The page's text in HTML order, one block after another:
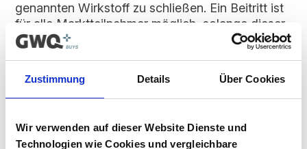
Zustimmung Details Über Cookies
Wir verwenden auf dieser Website Dienste und
Technologien wie Cookies und vergleichbare
genannten Wirkstoff zu schließen. Ein Beitritt ist
für alle Marktteilnehmer möglich, solange dieser
Vertrag im Vergabeportal gelistet ist.
Vertragsunterlagen
Bitte melden Sie sich an, um Ihre
herunterzuladen. Sie haben noch kein
Benutzerkonto? Dann können Sie sich hier